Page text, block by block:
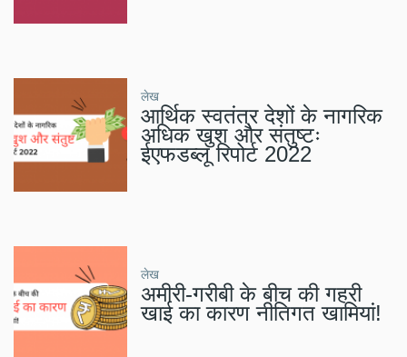
लेख
आर्थिक स्वतंत्र देशों के नागरिक
अधिक खुश और संतुष्टः
ईएफडब्लू रिपोर्ट 2022
लेख
अमीरी-गरीबी के बीच की गहरी
खाई का कारण नीतिगत खामियां!